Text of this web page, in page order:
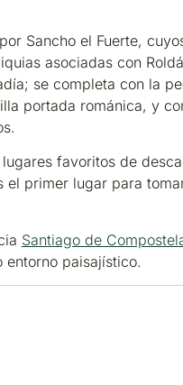
Sancho el Fuerte,
asociadas con
se completa con la
portada románica, y
favoritos de
primer lugar para
Santiago de
entorno paisajístico.